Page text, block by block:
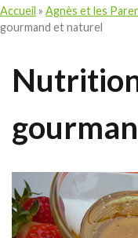
Accueil » Agnès et les
gourmand et naturel